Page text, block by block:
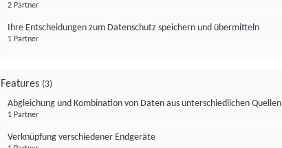
2 Partner
Ihre Entscheidungen zum Datenschutz speichern und übermitteln
1 Partner
Features (3)
Abgleichung und Kombination von Daten aus unterschiedlichen Quellen
1 Partner
Verknüpfung verschiedener Endgeräte